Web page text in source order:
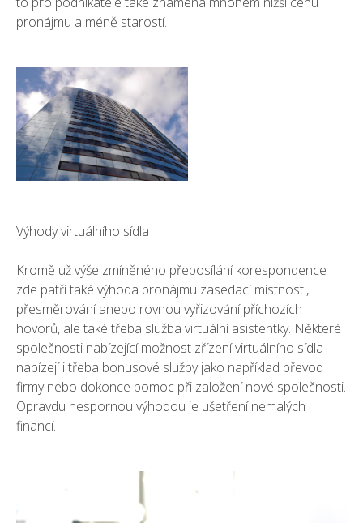
pronájmu a méně starostí.
Výhody virtuálního sídla
Kromě už výše zmíněného přeposílání korespondence
zde patří také výhoda pronájmu zasedací místnosti,
přesměrování anebo rovnou vyřizování příchozích
hovorů, ale také třeba služba virtuální asistentky. Některé
společnosti nabízející možnost zřízení virtuálního sídla
nabízejí i třeba bonusové služby jako například převod
firmy nebo dokonce pomoc při založení nové společnosti.
Opravdu nespornou výhodou je ušetření nemalých
financí.